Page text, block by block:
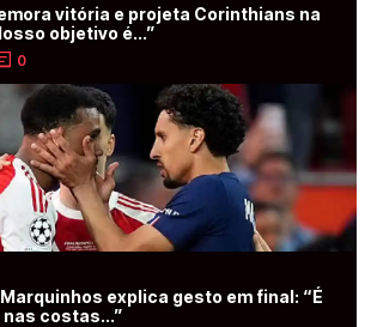
vitória e projeta Corinthians na
objetivo é...”
0
explica gesto em final: “É
nas costas...”